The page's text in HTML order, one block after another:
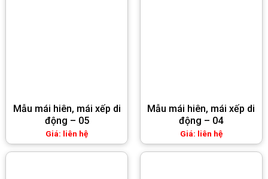
Mẫu mái hiên, mái xếp di
động – 05
Giá: liên hệ
Mẫu mái hiên, mái xếp di
động – 04
Giá: liên hệ